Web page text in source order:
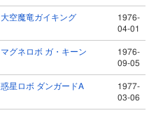
大空魔竜ガイキング
1976-
04-01
マグネロボ ガ・キーン
1976-
09-05
惑星ロボ ダンガードA
1977-
03-06